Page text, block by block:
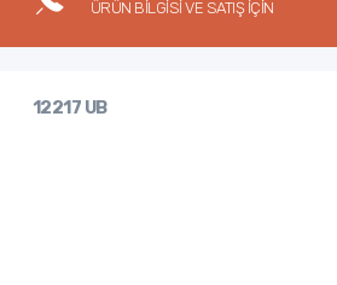
ÜRÜN BİLGİSİ VE SATIŞ İÇİN
12217 UB